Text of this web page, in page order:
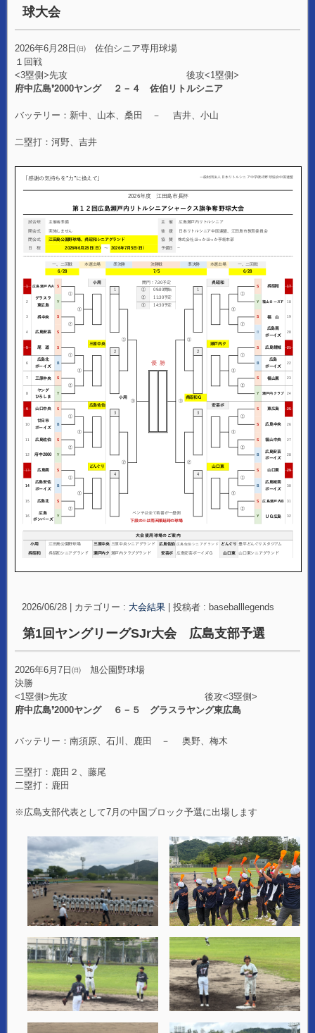
球大会
2026年6月28日㈰ 佐伯シニア専用球場
１回戦
<3塁側>先攻 後攻<1塁側>
府中広島❜2000ヤング ２－４ 佐伯リトルシニア
バッテリー：新中、山本、桑田 － 吉井、小山
二塁打：河野、吉井
2026/06/28 カテゴリー : 大会結果 投稿者 : baseballlegends
第1回ヤングリーグSJr大会 広島支部予選
2026年6月7日㈰ 旭公園野球場
決勝
<1塁側>先攻 後攻<3塁側>
府中広島❜2000ヤング ６－５ グラスラヤング東広島
バッテリー：南須原、石川、鹿田 － 奥野、梅木
三塁打：鹿田２、藤尾
二塁打：鹿田
※広島支部代表として7月の中国ブロック予選に出場します